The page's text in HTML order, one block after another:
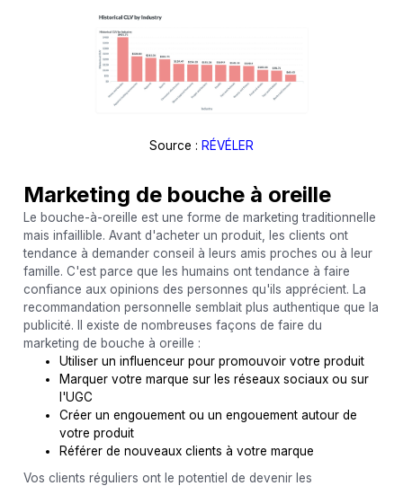
Source : RÉVÉLER
Marketing de bouche à oreille
Le bouche-à-oreille est une forme de marketing traditionnelle
mais infaillible. Avant d'acheter un produit, les clients ont
tendance à demander conseil à leurs amis proches ou à leur
famille. C'est parce que les humains ont tendance à faire
confiance aux opinions des personnes qu'ils apprécient. La
recommandation personnelle semblait plus authentique que la
publicité. Il existe de nombreuses façons de faire du
marketing de bouche à oreille :
Utiliser un influenceur pour promouvoir votre produit
Marquer votre marque sur les réseaux sociaux ou sur
l'UGC
Créer un engouement ou un engouement autour de
votre produit
Référer de nouveaux clients à votre marque
Vos clients réguliers ont le potentiel de devenir les